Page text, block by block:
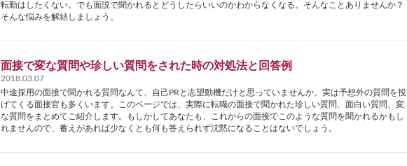
転勤はしたくない。でも面説で聞かれるとどうしたらいいのかわからなくなる。そんなことありませんか？
そんな悩みを解結しましょう。
面接で変な質問や珍しい質問をされた時の対処法と回答例
2018.03.07
中途採用の面接で聞かれる質問なんて、自己PRと志望動機だけと思っていませんか。実は予想外の質問を投
げてくる面接官も多くいます。このページでは、実際に転職の面接で聞かれた珍しい質問、面白い質問、変
な質問をまとめてご紹介します。もしかしてあなたも、これからの面接でこのような質問を聞かれるかもし
れませんので、蓄えがあれば少なくとも何も答えられず沈黙になることはないでしょう。